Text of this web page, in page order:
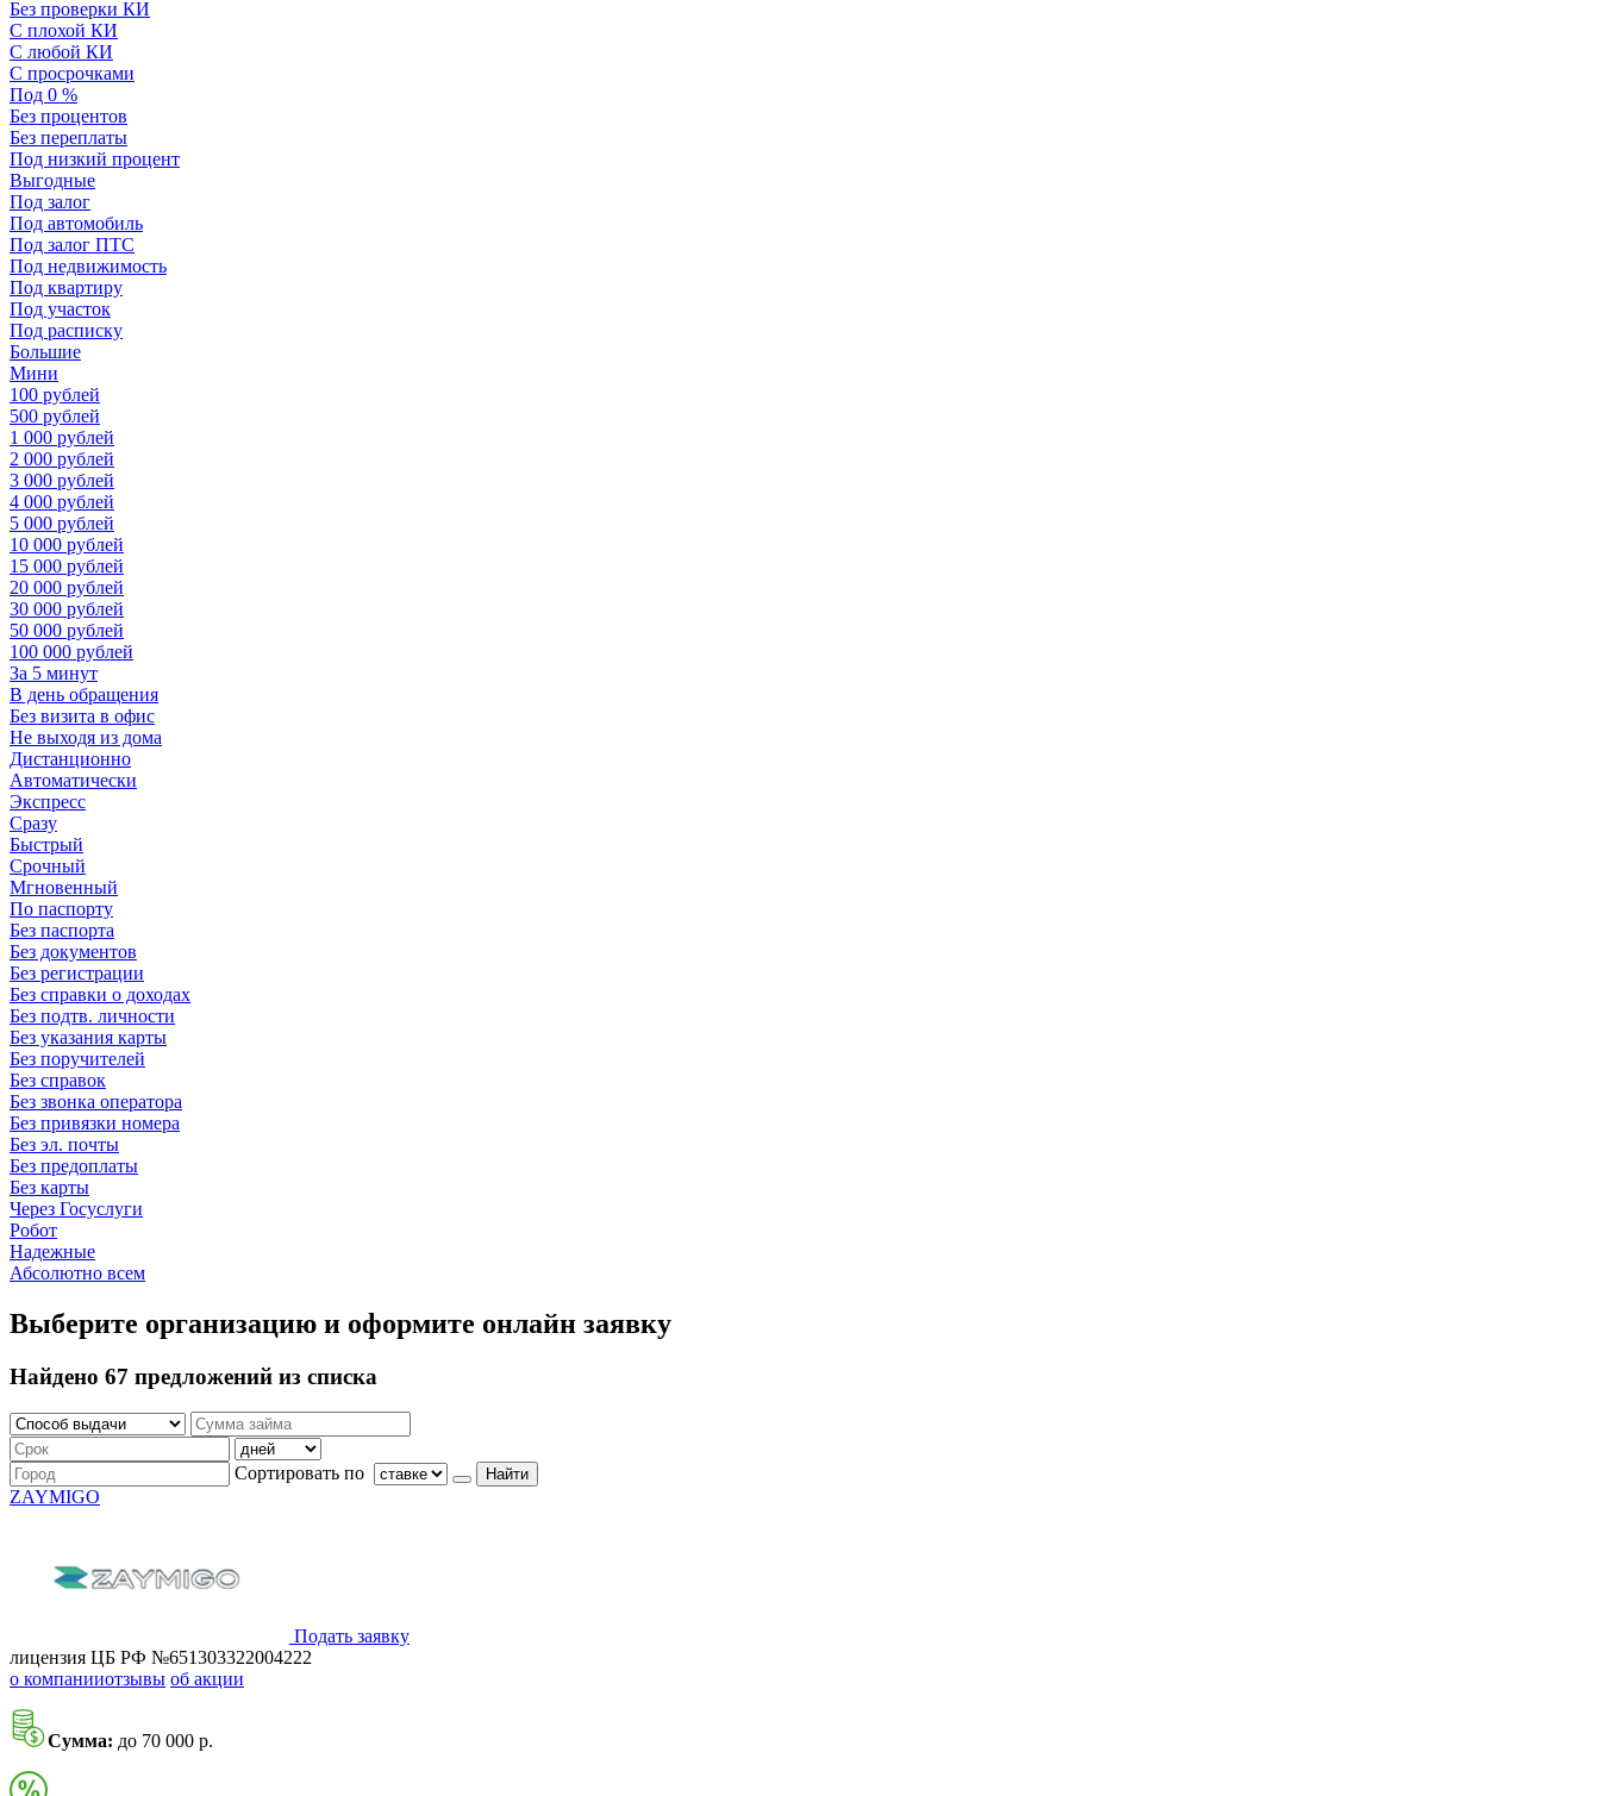
Без проверки КИ
С плохой КИ
С любой КИ
С просрочками
Под 0 %
Без процентов
Без переплаты
Под низкий процент
Выгодные
Под залог
Под автомобиль
Под залог ПТС
Под недвижимость
Под квартиру
Под участок
Под расписку
Большие
Мини
100 рублей
500 рублей
1 000 рублей
2 000 рублей
3 000 рублей
4 000 рублей
5 000 рублей
10 000 рублей
15 000 рублей
20 000 рублей
30 000 рублей
50 000 рублей
100 000 рублей
За 5 минут
В день обращения
Без визита в офис
Не выходя из дома
Дистанционно
Автоматически
Экспресс
Сразу
Быстрый
Срочный
Мгновенный
По паспорту
Без паспорта
Без документов
Без регистрации
Без справки о доходах
Без подтв. личности
Без указания карты
Без поручителей
Без справок
Без звонка оператора
Без привязки номера
Без эл. почты
Без предоплаты
Без карты
Через Госуслуги
Робот
Надежные
Абсолютно всем
Выберите организацию и оформите онлайн заявку
Найдено 67 предложений из списка
Сортировать по Найти
ZAYMIGO
Подать заявку
лицензия ЦБ РФ №651303322004222
о компанииотзывы об акции
Сумма: до 70 000 р.